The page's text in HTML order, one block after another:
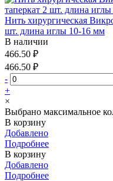
Нить хирургическая
шт. длина иглы 10-16 мм
В наличии
466.50 ₽
466.50 ₽
-
+
×
Выбрано максимальное
В корзину
Добавлено
Подробнее
В корзину
Добавлено
Подробнее